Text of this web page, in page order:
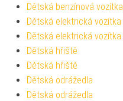
Dětská benzínová vozítka
Dětská elektrická vozítka
Dětská elektrická vozítka
Dětská hřiště
Dětská hřiště
Dětská odrážedla
Dětská odrážedla